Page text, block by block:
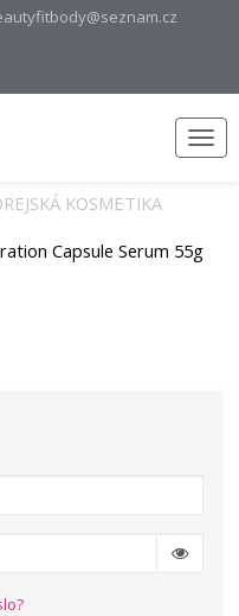
KOSMETIKA
Capsule Serum 55g